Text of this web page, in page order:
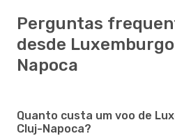
Perguntas
desde
Napoca
Quanto custa um voo de
Cluj-Napoca?